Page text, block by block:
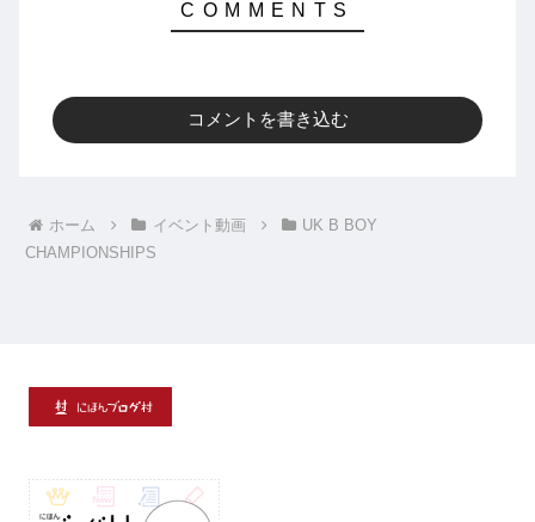
コメントを書き込む
ホーム イベント動画
UK B BOY
CHAMPIONSHIPS